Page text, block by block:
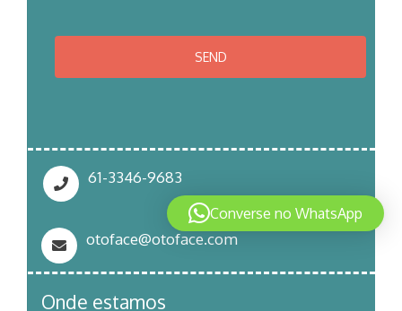
61-3346-9683
otoface@otoface.com
Onde estamos
Converse no WhatsApp